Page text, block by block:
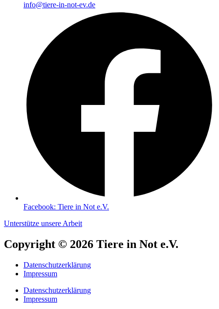
info@tiere-in-not-ev.de
Facebook: Tiere in Not e.V.
Unterstütze unsere Arbeit
Copyright © 2026 Tiere in Not e.V.
Datenschutzerklärung
Impressum
Datenschutzerklärung
Impressum